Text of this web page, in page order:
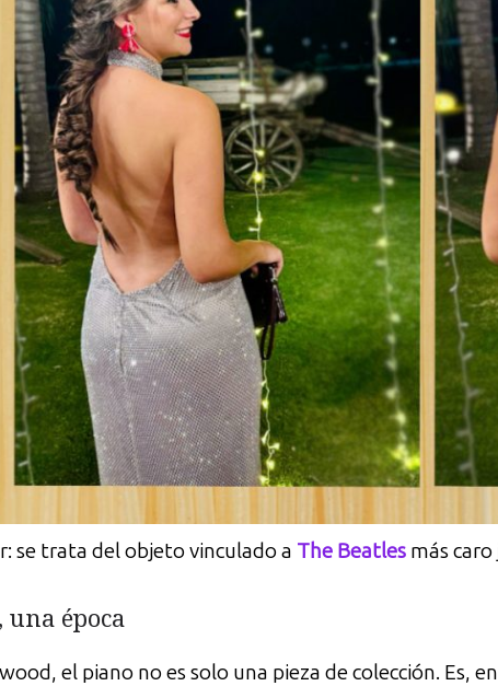
se trata del objeto vinculado a The Beatles más
época
el piano no es solo una pieza de colección. Es,